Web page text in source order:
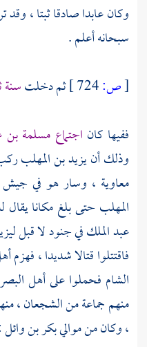
وكان عابدا صادقا ثبتا ، وقد
سبحانه أعلم .
[ص: ثم دخلتسنة
ففيها كان اجتماع مسلمة بن
وذلك أنيزيد بن المهلب
معاوية ، وسار هو في جيش
المهلب حتى بلغ مكانا يقال
عبد الملكفي جنود لا قبل
فاقتتلوا قتالا شديدا ، فهزم
الشام فحملوا علىأهل
منهم جماعة من الشجعان ،
، وكان من مواليبكر بن وائل